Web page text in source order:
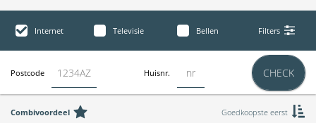
Internet Televisie Bellen Filters
Postcode Huisnr. CHECK
Combivoordeel Goedkoopste eerst